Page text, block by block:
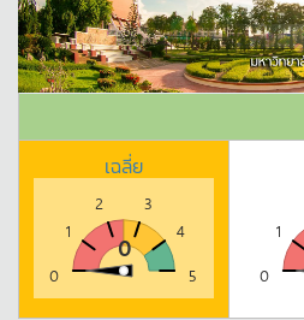
เฉลี่ย
0
1
2
3
4
5
0
0
1